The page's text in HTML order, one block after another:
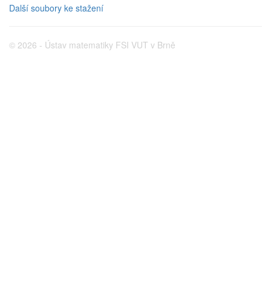
Další soubory ke stažení
© 2026 - Ústav matematiky FSI VUT v Brně